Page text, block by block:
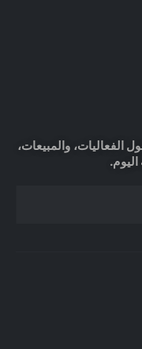
الفعاليات، والمبيعات،